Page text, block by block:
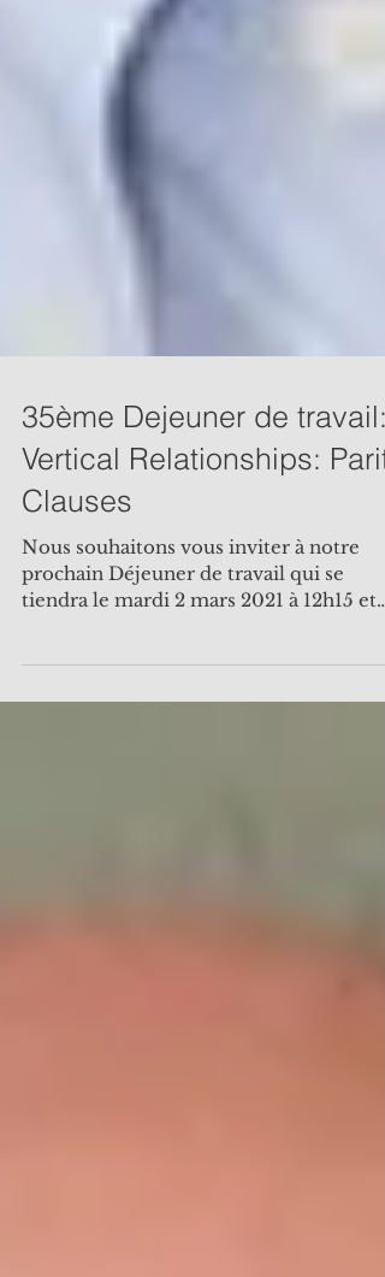
35ème Dejeuner de travail:
Vertical Relationships:
Clauses
prochain Déjeuner de travail qui se
tiendra le mardi 2 mars 2021 à 12h15 et